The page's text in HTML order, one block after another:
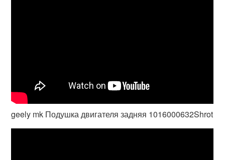
geely mk Подушка двигателя задняя 1016000632Shrot